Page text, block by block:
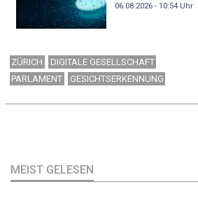
06.08.2026 - 10:54Uhr
ZÜRICH
DIGITALE GESELLSCHAFT
PARLAMENT
GESICHTSERKENNUNG
MEIST GELESEN